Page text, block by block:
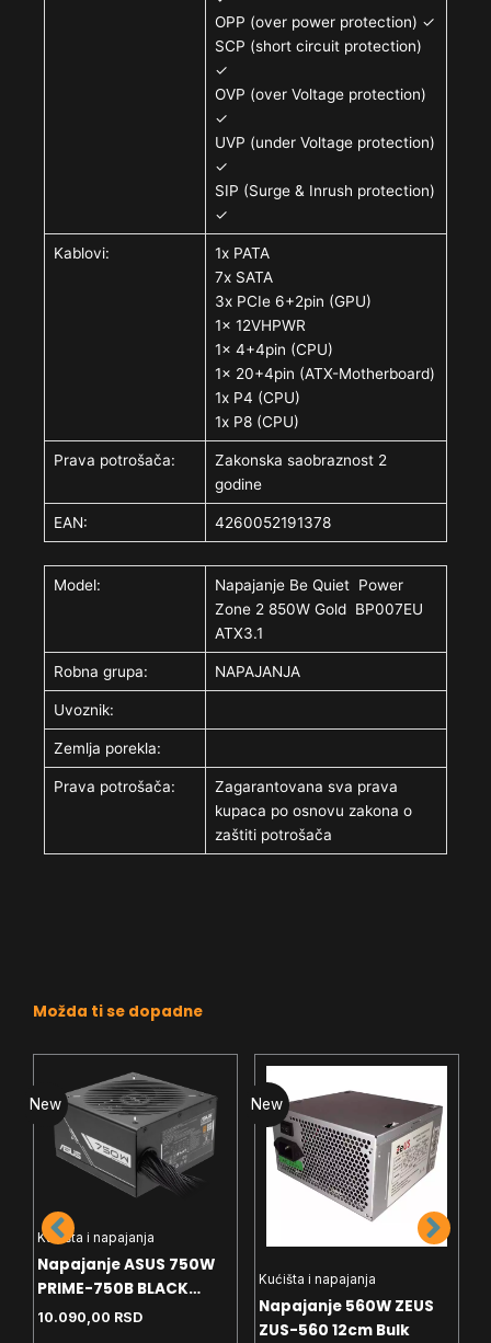
OPP (over power protection) ✓
SCP (short circuit protection)
✓
OVP (over Voltage protection)
✓
UVP (under Voltage protection)
✓
SIP (Surge & Inrush protection)
✓
Kablovi:
1x PATA
7x SATA
3x PCIe 6+2pin (GPU)
1x 12VHPWR
1x 4+4pin (CPU)
1x 20+4pin (ATX-Motherboard)
1x P4 (CPU)
1x P8 (CPU)
Prava potrošača:
Zakonska saobraznost 2
godine
EAN: 4260052191378
Model:
Napajanje Be Quiet Power
Zone 2 850W Gold BP007EU
ATX3.1
Robna grupa: NAPAJANJA
Uvoznik:
Zemlja porekla:
Prava potrošača:
Zagarantovana sva prava
kupaca po osnovu zakona o
zaštiti potrošača
Možda ti se dopadne
New
Kućišta i napajanja
Napajanje ASUS 750W
PRIME-750B BLACK
ATX12V 80+ Bronze
10.090,00 RSD
New
Kućišta i napajanja
Napajanje 560W ZEUS
ZUS-560 12cm Bulk